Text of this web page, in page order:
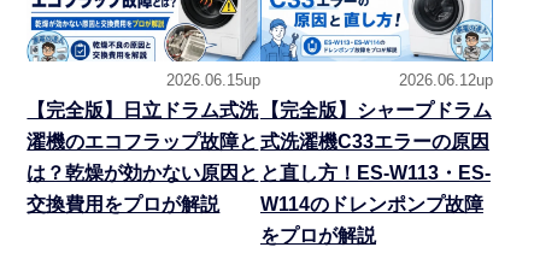
2026.06.15up
【完全版】日立ドラム式洗
濯機のエコフラップ故障と
は？乾燥が効かない原因と
交換費用をプロが解説
2026.06.12up
【完全版】シャープドラム
式洗濯機C33エラーの原因
と直し方！ES-W113・ES-
W114のドレンポンプ故障
をプロが解説